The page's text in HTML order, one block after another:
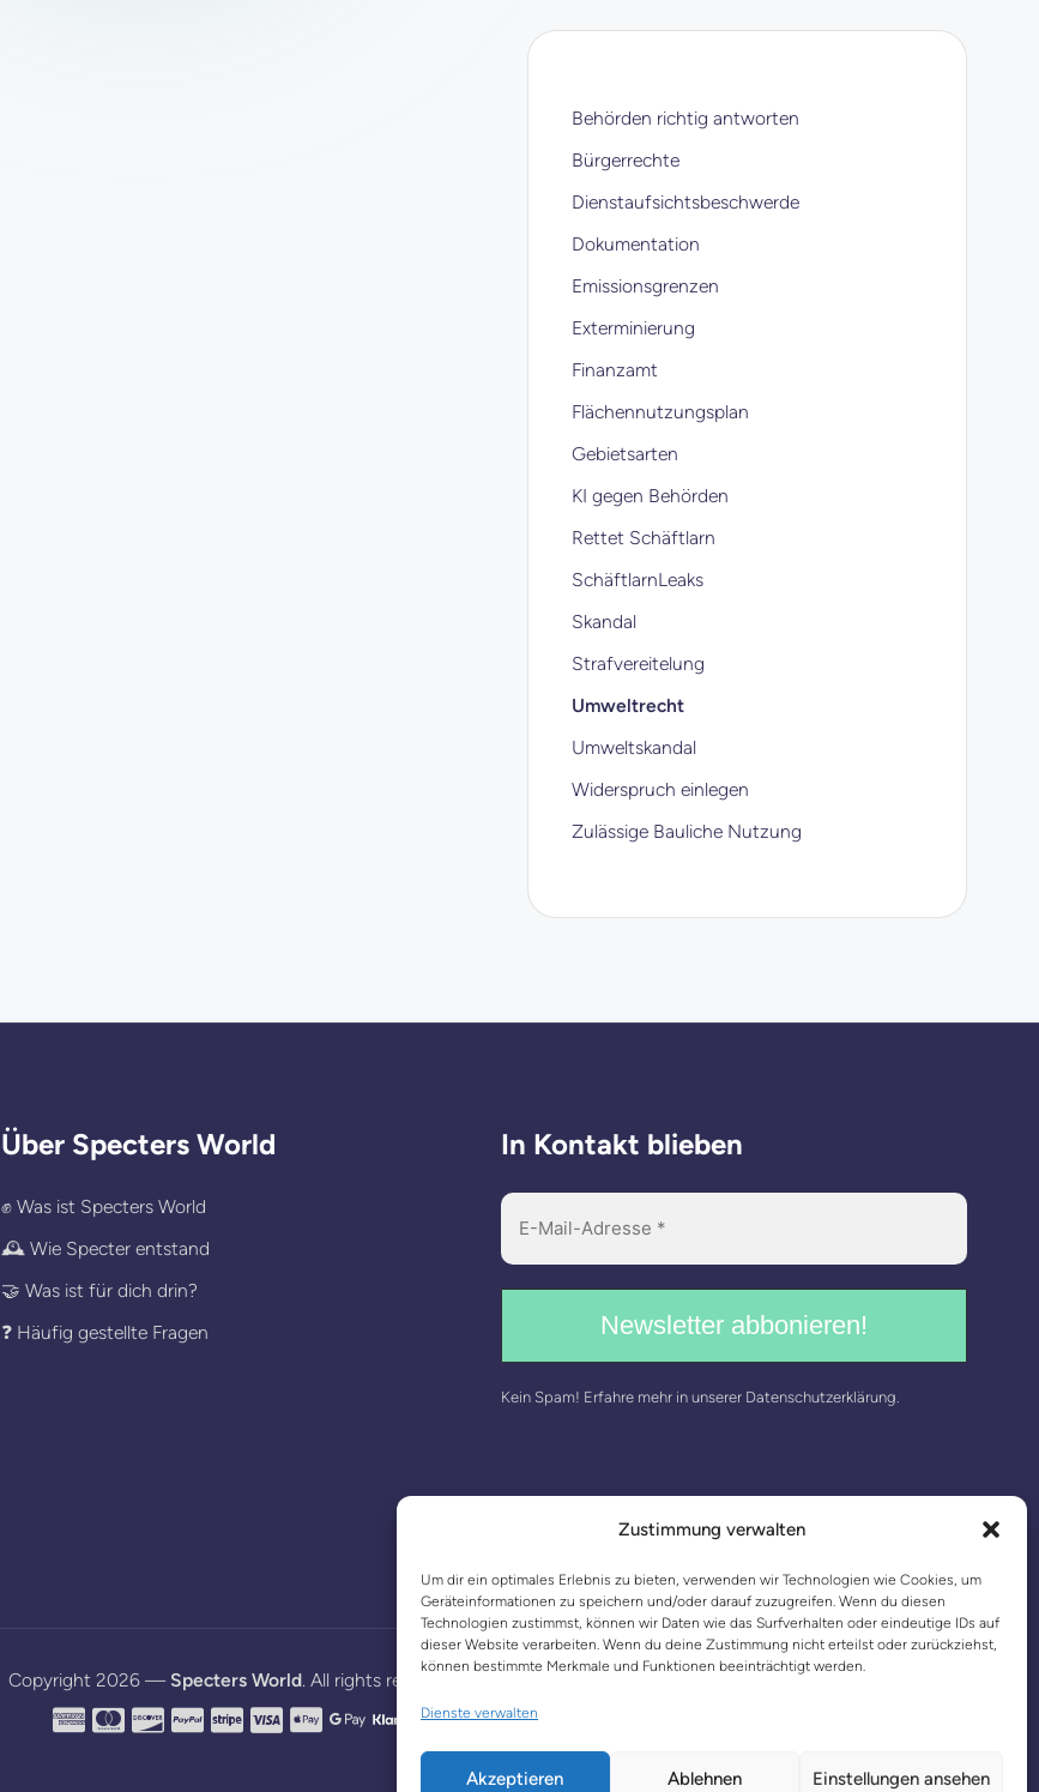
Zustimmung verwalten
Um dir ein optimales Erlebnis zu bieten, verwenden wir Technologien wie Cookies, um
Geräteinformationen zu speichern und/oder darauf zuzugreifen. Wenn du diesen
Technologien zustimmst, können wir Daten wie das Surfverhalten oder eindeutige IDs auf
dieser Website verarbeiten. Wenn du deine Zustimmung nicht erteilst oder zurückziehst,
können bestimmte Merkmale und Funktionen beeinträchtigt werden.
Dienste verwalten
Akzeptieren Ablehnen Einstellungen ansehen
Behörden richtig antworten
Bürgerrechte
Dienstaufsichtsbeschwerde
Dokumentation
Emissionsgrenzen
Exterminierung
Finanzamt
Flächennutzungsplan
Gebietsarten
KI gegen Behörden
Rettet Schäftlarn
SchäftlarnLeaks
Skandal
Strafvereitelung
Umweltrecht
Umweltskandal
Widerspruch einlegen
Zulässige Bauliche Nutzung
Über Specters World
✊ Was ist Specters World
🕰️ Wie Specter entstand
🤝 Was ist für dich drin?
❓ Häufig gestellte Fragen
In Kontakt blieben
Kein Spam! Erfahre mehr in unserer Datenschutzerklärung.
Copyright 2026 — Specters World. All rights reserved.